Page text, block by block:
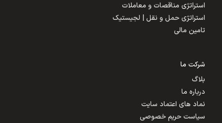
استراتژی مناقصات و معاملات
استراتژی حمل و نقل | لجیستیک
تامین مالی
شرکت ما
بلاگ
درباره ما
نماد های اعتماد سایت
سیاست حریم خصوصی